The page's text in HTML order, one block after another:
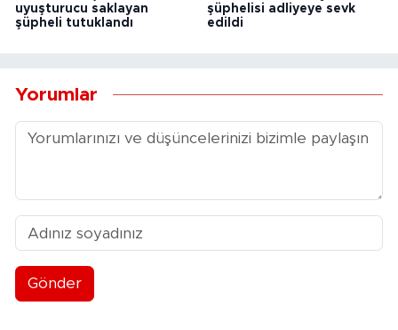
uyuşturucu saklayan
şüpheli tutuklandı
şüphelisi adliyeye sevk
edildi
Yorumlar
Gönder